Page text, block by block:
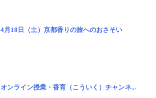
4月18日（土）京都香りの旅へのおさそい
オンライン授業・香育（こういく）チャンネ...